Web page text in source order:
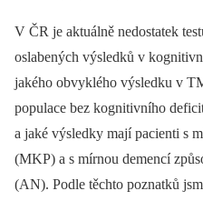
V ČR je aktuálně nedostatek
oslabených výsledků v
jakého obvyklého výsledku v
populace bez kognitivního
a jaké výsledky mají pacienti s
(MKP) a s mírnou demencí
(AN). Podle těchto poznatků